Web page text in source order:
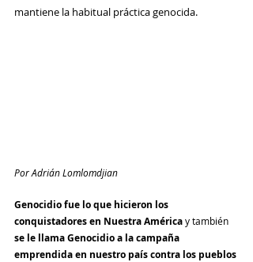
mantiene la habitual práctica genocida.
Por Adrián Lomlomdjian
Genocidio fue lo que hicieron los
conquistadores en Nuestra América y también
se le llama Genocidio a la campaña
emprendida en nuestro país contra los pueblos